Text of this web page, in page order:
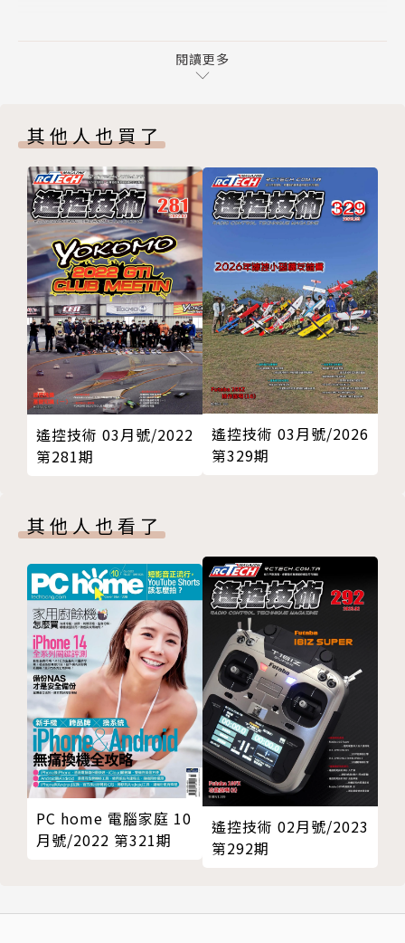
工業控制器｜以模型為基礎設計開發無人自主停車技術
深入探討自動化產業的技術進展與應用趨勢，並加入觀
點剖析與業界動態，讓讀者快速掌握自動化與智慧化產
的產業訊息，《SmartAuto智動化雜誌》將會是市面
上唯一兼具深度與廣度的自動化專業媒體。
涵蓋範圍：
自動化控制系統、PLC控制器務、PC Based、PAC控
制器、工控網路、感測技術、機器視覺、IPC Form Fa
ctor、SCADA、HMI、運動控制、自動化整合技術、U
PS、數位安全監控、量測自動化、嵌入式系統、物聯
網、智慧城市、智慧建築、智慧醫療、智慧交通、智慧
農業、POS、數位看板、環境監控等。
閱讀更多
其他人也買了
遙控技術 03月號/2022
第281期
遙控技術 03月號/2026
第329期
其他人也看了
PC home 電腦家庭 10
月號/2022 第321期
遙控技術 02月號/2023
第292期